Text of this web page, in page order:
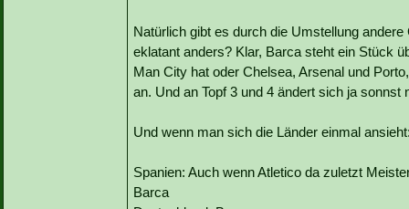
Natürlich gibt es durch die Umstellung
eklatant anders? Klar, Barca steht ein Stück
Man City hat oder Chelsea, Arsenal und
an. Und an Topf 3 und 4 ändert sich ja sonnst
Und wenn man sich die Länder einmal
Spanien: Auch wenn Atletico da zuletzt
Barca